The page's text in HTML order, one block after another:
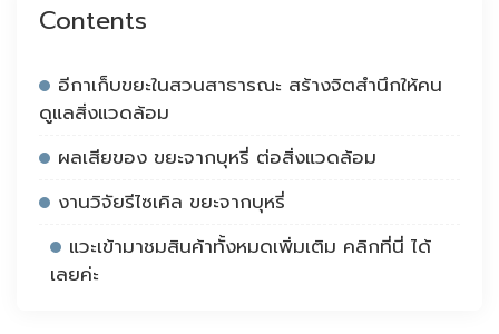
Contents
อีกาเก็บขยะในสวนสาธารณะ สร้างจิตสำนึกให้คน
ดูแลสิ่งแวดล้อม
ผลเสียของ ขยะจากบุหรี่ ต่อสิ่งแวดล้อม
งานวิจัยรีไซเคิล ขยะจากบุหรี่
แวะเข้ามาชมสินค้าทั้งหมดเพิ่มเติม คลิกที่นี่ ได้
เลยค่ะ